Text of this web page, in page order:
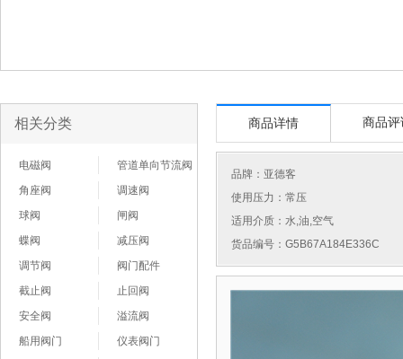
相关分类
电磁阀
管道单向节流阀
角座阀
调速阀
球阀
闸阀
蝶阀
减压阀
调节阀
阀门配件
截止阀
止回阀
安全阀
溢流阀
船用阀门
仪表阀门
商品详情 商品评
品牌： 亚德客
使用压力：常压
适用介质：水,油,空气
货品编号：G5B67A184E336C